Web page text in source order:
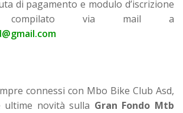
di pagamento e modulo d’iscrizione
compilato via mail a
connessi con Mbo Bike Club Asd,
novità sulla Gran Fondo Mtb